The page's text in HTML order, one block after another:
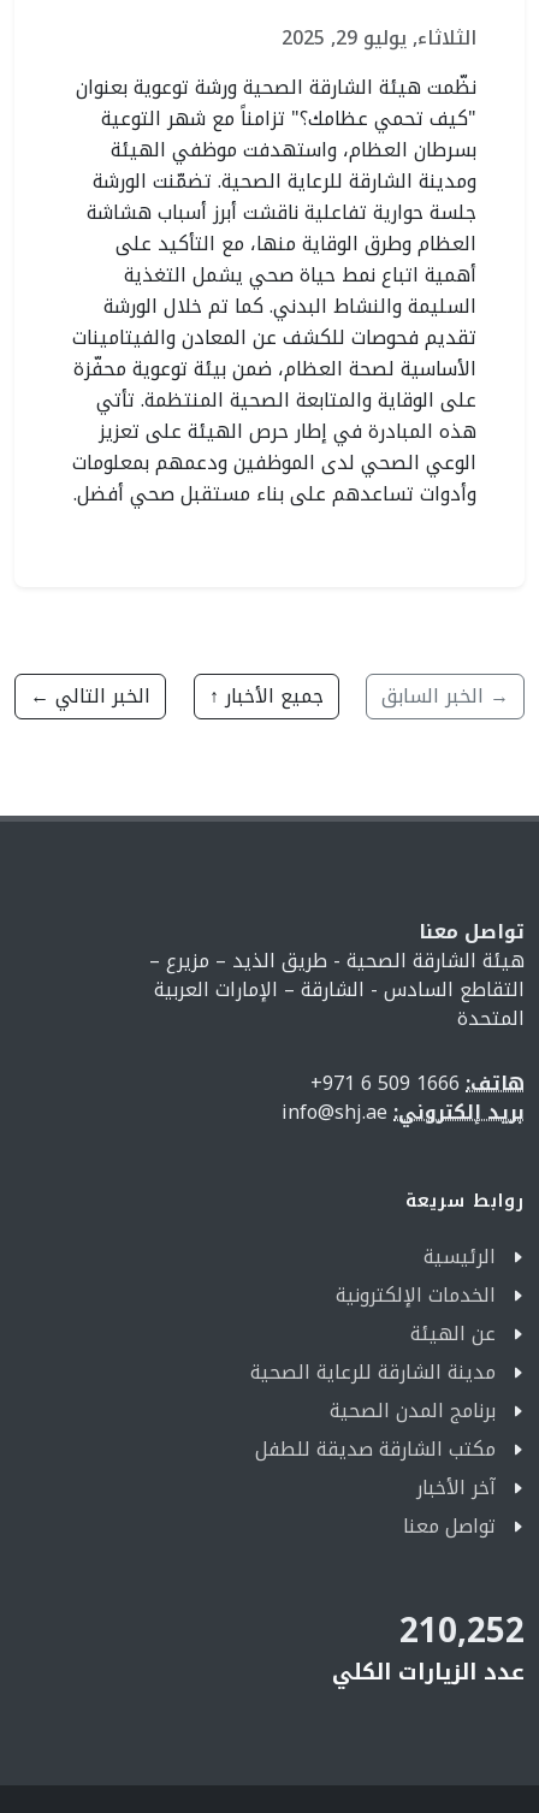
الثلاثاء, يوليو 29, 2025
نظّمت هيئة الشارقة الصحية ورشة توعوية بعنوان
"كيف تحمي عظامك؟" تزامناً مع شهر التوعية
بسرطان العظام، واستهدفت موظفي الهيئة
ومدينة الشارقة للرعاية الصحية. تضمّنت الورشة
جلسة حوارية تفاعلية ناقشت أبرز أسباب هشاشة
العظام وطرق الوقاية منها، مع التأكيد على
أهمية اتباع نمط حياة صحي يشمل التغذية
السليمة والنشاط البدني. كما تم خلال الورشة
تقديم فحوصات للكشف عن المعادن والفيتامينات
الأساسية لصحة العظام، ضمن بيئة توعوية محفّزة
على الوقاية والمتابعة الصحية المنتظمة. تأتي
هذه المبادرة في إطار حرص الهيئة على تعزيز
الوعي الصحي لدى الموظفين ودعمهم بمعلومات
وأدوات تساعدهم على بناء مستقبل صحي أفضل.
→ الخبر السابق جميع الأخبار ↑ الخبر التالي ←
تواصل معنا
هيئة الشارقة الصحية - طريق الذيد – مزيرع –
التقاطع السادس - الشارقة – الإمارات العربية
المتحدة
هاتف:
بريد إلكتروني:
روابط سريعة
الرئيسية
الخدمات الإلكترونية
عن الهيئة
مدينة الشارقة للرعاية الصحية
برنامج المدن الصحية
مكتب الشارقة صديقة للطفل
آخر الأخبار
تواصل معنا
210,252
عدد الزيارات الكلي